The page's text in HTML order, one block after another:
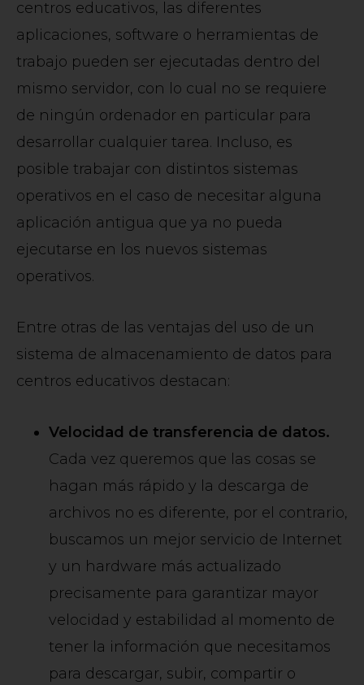
centros educativos, las diferentes
aplicaciones, software o herramientas de
trabajo pueden ser ejecutadas dentro del
mismo servidor, con lo cual no se requiere
de ningún ordenador en particular para
desarrollar cualquier tarea. Incluso, es
posible trabajar con distintos sistemas
operativos en el caso de necesitar alguna
aplicación antigua que ya no pueda
ejecutarse en los nuevos sistemas
operativos.
Entre otras de las ventajas del uso de un
sistema de almacenamiento de datos para
centros educativos destacan:
Velocidad de transferencia de datos.
Cada vez queremos que las cosas se
hagan más rápido y la descarga de
archivos no es diferente, por el contrario,
buscamos un mejor servicio de Internet
y un hardware más actualizado
precisamente para garantizar mayor
velocidad y estabilidad al momento de
tener la información que necesitamos
para descargar, subir, compartir o